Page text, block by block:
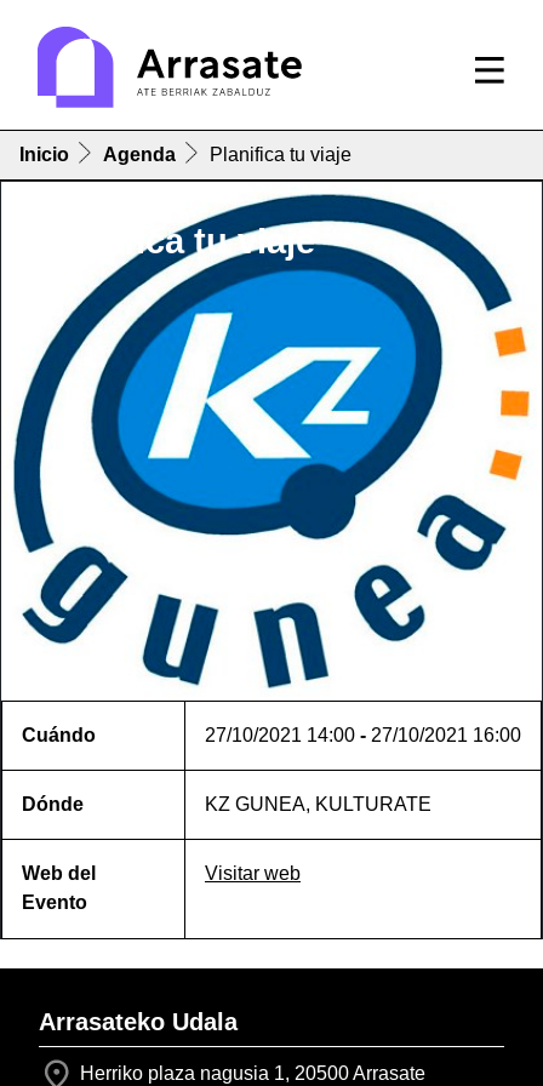
Inicio Agenda Planifica tu viaje
Planifica tu viaje
Cuándo 27/10/2021 14:00 - 27/10/2021 16:00
Dónde KZ GUNEA, KULTURATE
Web del
Evento
Visitar web
Arrasateko Udala
Herriko plaza nagusia 1, 20500 Arrasate